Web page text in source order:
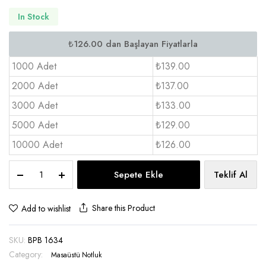
In Stock
1000 Adet
₺139.00
2000 Adet
₺137.00
3000 Adet
₺133.00
5000 Adet
₺129.00
10000 Adet
₺126.00
Bloknot
Notluk
-
1634
quantity
Sepete Ekle Teklif Al
Add to wishlist Share this Product
SKU: BPB 1634
Category:
Masaüstü Notluk